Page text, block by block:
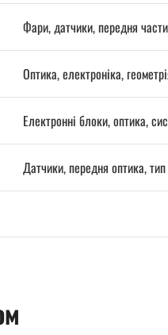
Фари, датчики, передня
Оптика, електроніка,
Електронні блоки, оптика,
Датчики, передня оптика, тип